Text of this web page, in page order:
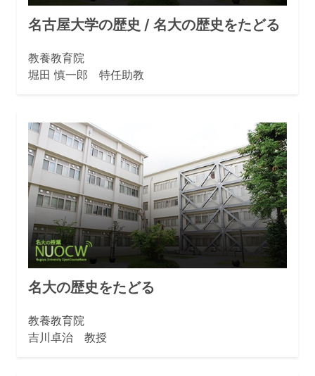
名古屋大学の歴史 / 名大の歴史をたどる
教養教育院
堀田 慎一郎 特任助教
名大の歴史をたどる
教養教育院
吉川卓治 教授